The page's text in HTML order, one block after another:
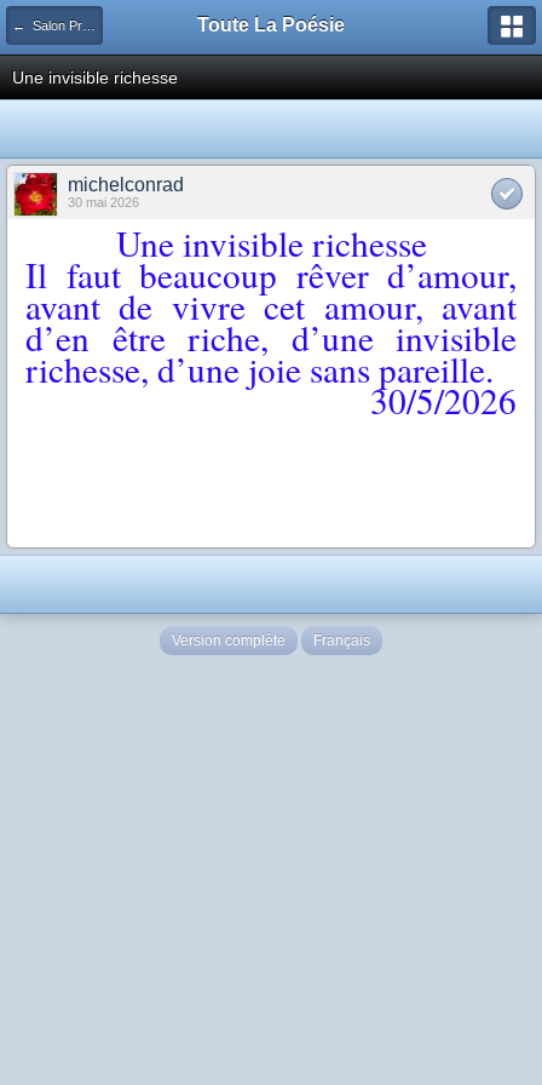
← Salon Principal Toute La Poésie
Une invisible richesse
michelconrad
30 mai 2026
Une invisible richesse
Il faut beaucoup rêver d’amour,
avant de vivre cet amour, avant
d’en être riche, d’une invisible
richesse, d’une joie sans pareille.
30/5/2026
Version complète Français